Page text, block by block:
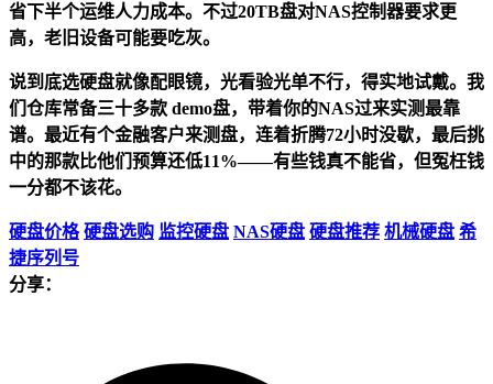
省下半个运维人力成本。不过20TB盘对NAS控制器要求更
高，老旧设备可能要吃灰。
说到底选硬盘就像配眼镜，光看验光单不行，得实地试戴。我
们仓库常备三十多款 demo盘，带着你的NAS过来实测最靠
谱。最近有个金融客户来测盘，连着折腾72小时没歇，最后挑
中的那款比他们预算还低11%——有些钱真不能省，但冤枉钱
一分都不该花。
硬盘价格 硬盘选购 监控硬盘 NAS硬盘 硬盘推荐 机械硬盘 希
捷序列号
分享：